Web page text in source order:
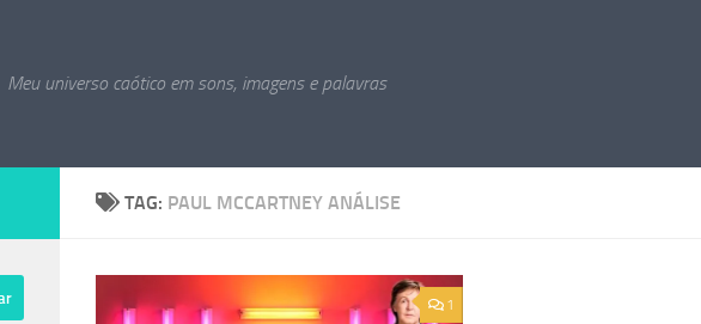
Meu universo caótico em sons, imagens e palavras
TAG: PAUL MCCARTNEY ANÁLISE
1